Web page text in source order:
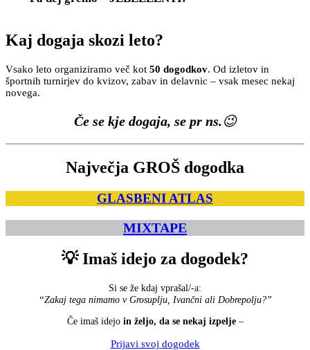
Kaj dogaja skozi leto?
Vsako leto organiziramo več kot 50 dogodkov. Od izletov in
športnih turnirjev do kvizov, zabav in delavnic – vsak mesec nekaj
novega.
Če se kje dogaja, se pr ns.😉
Največja GROŠ dogodka
GLASBENI ATLAS
MIXTAPE
💡 Imaš idejo za dogodek?
Si se že kdaj vprašal/-a:
“Zakaj tega nimamo v Grosuplju, Ivančni ali Dobrepolju?”
Če imaš idejo in željo, da se nekaj izpelje–
Prijavi svoj dogodek